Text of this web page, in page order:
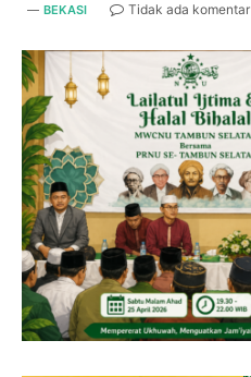
BEKASI Tidak ada komentar